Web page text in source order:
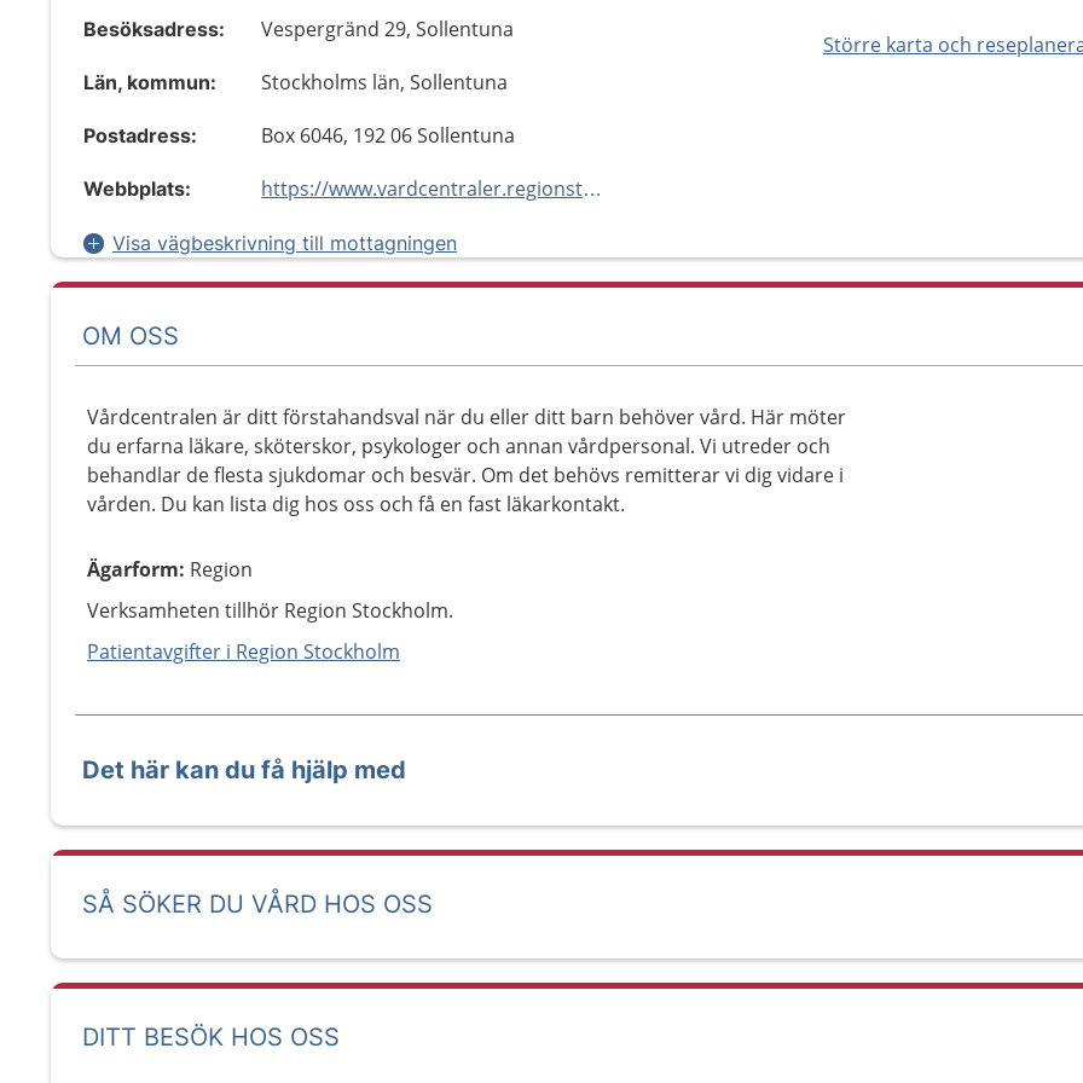
Större karta och
Besöksadress: Vespergränd 29, Sollentuna
Län, kommun: Stockholms län, Sollentuna
Postadress: Box 6046, 192 06 Sollentuna
Webbplats: https://www.vardcentraler.regionstockholm.se/hitta-vardcentral/norrviken/
Visa vägbeskrivning till mottagningen
OM OSS
Vårdcentralen är ditt förstahandsval när du eller ditt barn behöver vård. Här möter
du erfarna läkare, sköterskor, psykologer och annan vårdpersonal. Vi utreder och
behandlar de flesta sjukdomar och besvär. Om det behövs remitterar vi dig vidare i
vården. Du kan lista dig hos oss och få en fast läkarkontakt.
Ägarform: Region
Verksamheten tillhör Region Stockholm.
Patientavgifter i Region Stockholm
Det här kan du få hjälp med
SÅ SÖKER DU VÅRD HOS OSS
DITT BESÖK HOS OSS